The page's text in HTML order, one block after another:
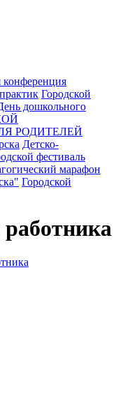
конференция
Городской
дошкольного
РОДИТЕЛЕЙ
Детско-
фестиваль
марафон
Городской